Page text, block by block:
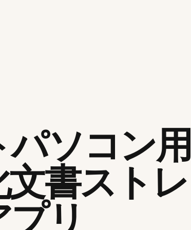
パソコン用
文書ストレ
リ